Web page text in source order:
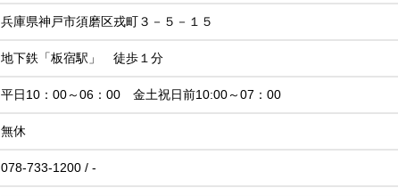
兵庫県神戸市須磨区戎町３－５－１５
地下鉄「板宿駅」 徒歩１分
平日10：00～06：00 金土祝日前10:00～07：00
無休
078-733-1200 / -